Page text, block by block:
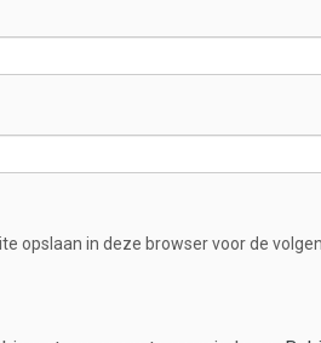
opslaan in deze browser voor de